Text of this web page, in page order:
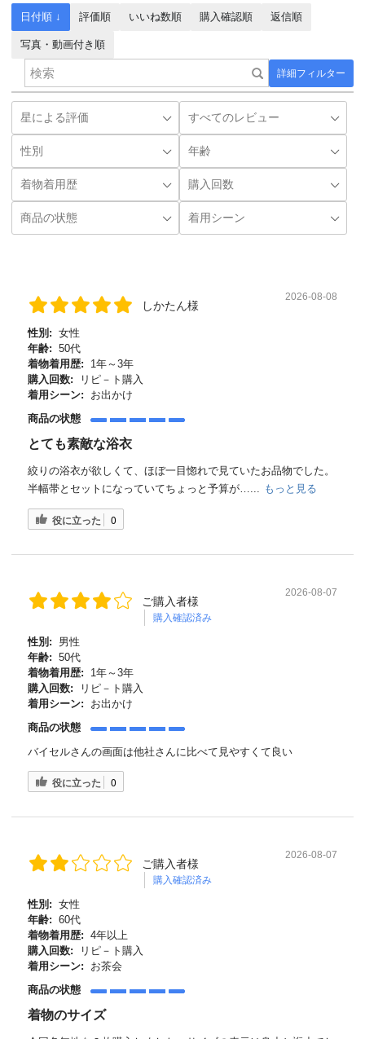
詳細フィルター
日付順 ↓ 評価順 いいね数順 購入確認順 返信順
写真・動画付き順
しかたん様
2026-08-08
性別: 女性
年齢: 50代
着物着用歴:
1年～3年
購入回数:
リピ－ト購入
着用シーン:
お出かけ
商品の状態
とても素敵な浴衣
絞りの浴衣が欲しくて、ほぼ一目惚れで見ていたお品物でした。
半幅帯とセットになっていてちょっと予算が…... もっと見る
役に立った 0
ご購入者様
購入確認済み
2026-08-07
性別:
男性
年齢: 50代
着物着用歴:
1年～3年
購入回数:
リピ－ト購入
着用シーン:
お出かけ
商品の状態
バイセルさんの画面は他社さんに比べて見やすくて良い
役に立った 0
ご購入者様
購入確認済み
2026-08-07
性別: 女性
年齢: 60代
着物着用歴: 4年以上
購入回数:
リピ－ト購入
着用シーン:
お茶会
商品の状態
着物のサイズ